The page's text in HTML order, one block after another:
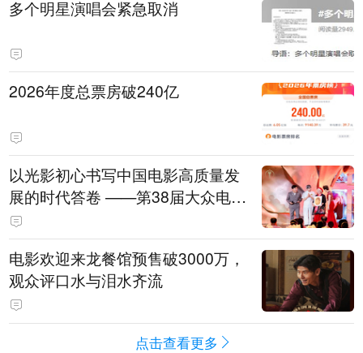
多个明星演唱会紧急取消
2026年度总票房破240亿
以光影初心书写中国电影高质量发
展的时代答卷 ——第38届大众电影
百花奖系列活动开幕晚会综述
电影欢迎来龙餐馆预售破3000万，
观众评口水与泪水齐流
点击查看更多